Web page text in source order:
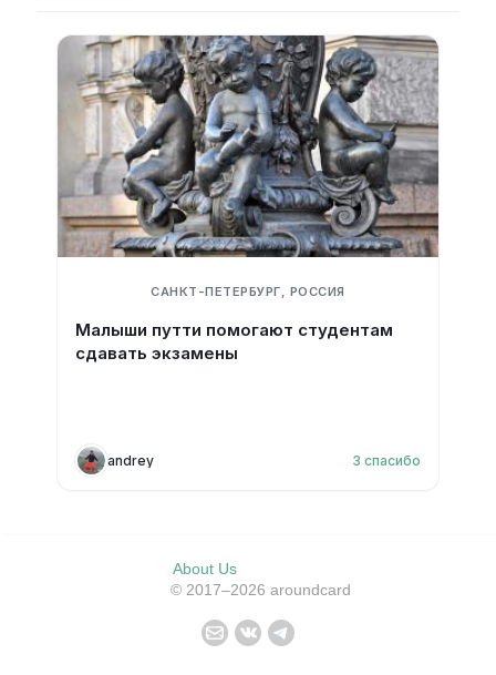
САНКТ-ПЕТЕРБУРГ, РОССИЯ
Малыши путти помогают студентам
сдавать экзамены
andrey 3 спасибо
About Us
© 2017–2026 aroundcard